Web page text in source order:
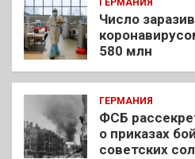
ГЕРМАНИЯ
Число
580 млн
ГЕРМАНИЯ
ФСБ
о приказах
советских